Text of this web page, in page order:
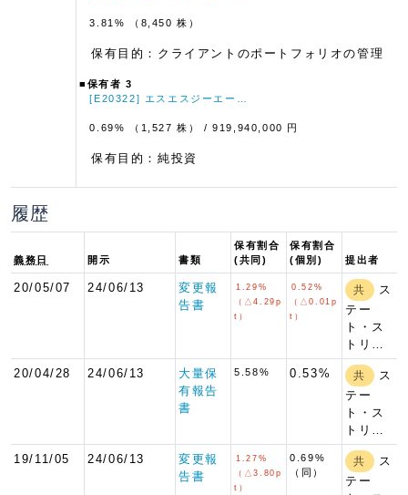
3.81% （8,450 株）
保有目的：クライアントのポートフォリオの管理
■保有者 3
[E20322] エスエスジーエー…
0.69% （1,527 株） / 919,940,000 円
保有目的：純投資
履歴
義務日 開示 書類
保有割合
(共同)
保有割合
(個別)
提出者
20/05/07 24/06/13
変更報
告書
1.29%
（△4.29p
t）
0.52%
（△0.01p
t）
共
ス
テー
ト・ス
トリ…
20/04/28 24/06/13
大量保
有報告
書
5.58% 0.53% 共
ス
テー
ト・ス
トリ…
19/11/05 24/06/13
変更報
告書
1.27%
（△3.80p
t）
0.69%
（同）
共
ス
テー